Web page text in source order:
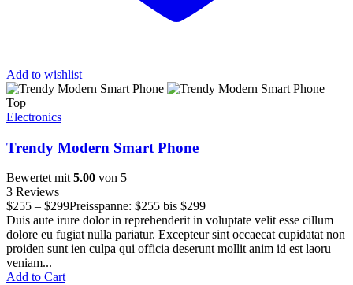
Add to wishlist
Top
Electronics
Trendy Modern Smart Phone
Bewertet mit5.00 von 5
3 Reviews
$255 – $299Preisspanne: $255 bis $299
Duis aute irure dolor in reprehenderit in voluptate velit esse cillum
dolore eu fugiat nulla pariatur. Excepteur sint occaecat cupidatat non
proiden sunt ien culpa qui officia deserunt mollit anim id est laoru
veniam...
Add to Cart